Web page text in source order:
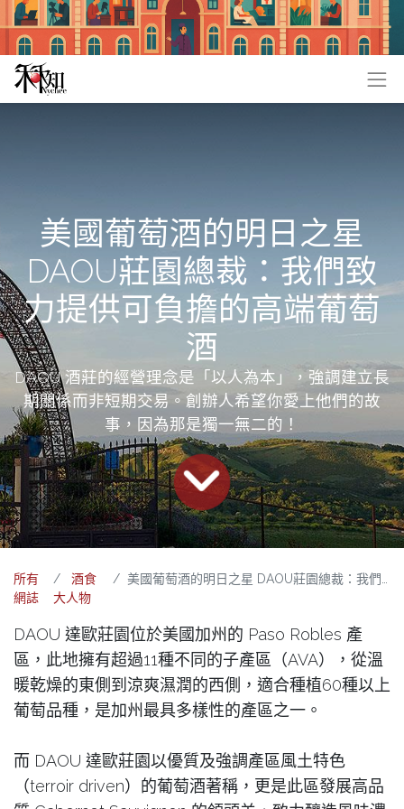
美國葡萄酒的明日之星
DAOU莊園總裁：我們致
力提供可負擔的高端葡萄
酒
DAOU 酒莊的經營理念是「以人為本」，強調建立長
期關係而非短期交易。創辦人希望你愛上他們的故
事，因為那是獨一無二的！
所有
網誌
酒食
大人物
美國葡萄酒的明日之星 DAOU莊園總裁：我們致力提供可負擔的高端葡萄酒
DAOU 達歐莊園位於美國加州的 Paso Robles 產
區，此地擁有超過11種不同的子產區（AVA），從溫
暖乾燥的東側到涼爽濕潤的西側，適合種植60種以上
葡萄品種，是加州最具多樣性的產區之一。
而 DAOU 達歐莊園以優質及強調產區風土特色
（terroir driven）的葡萄酒著稱，更是此區發展高品